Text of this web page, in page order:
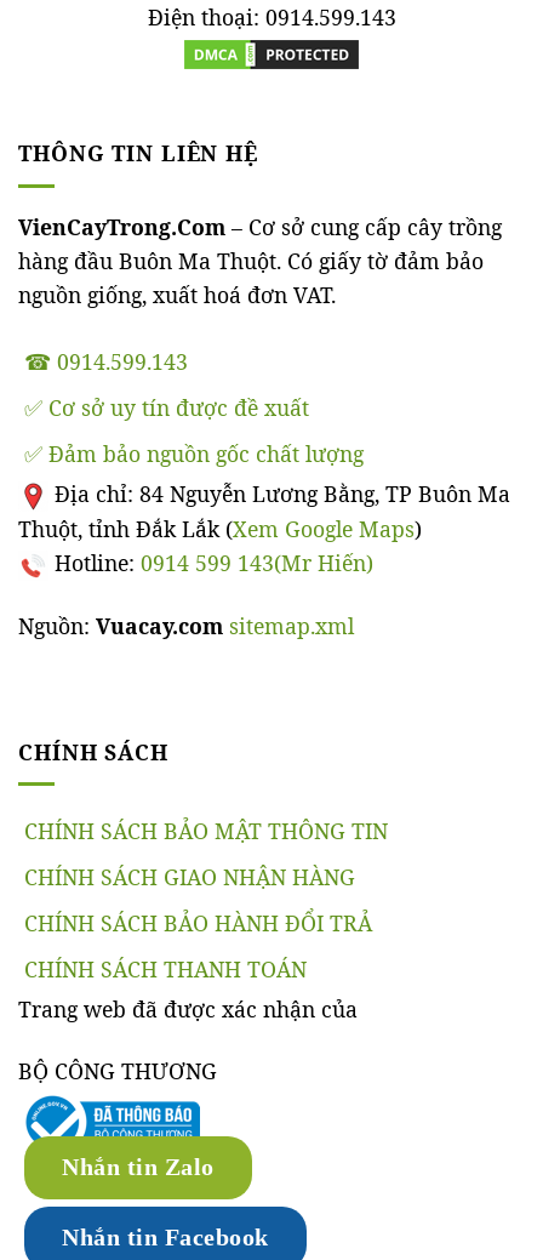
Điện thoại: 0914.599.143
THÔNG TIN LIÊN HỆ
VienCayTrong.Com – Cơ sở cung cấp cây trồng
hàng đầu Buôn Ma Thuột. Có giấy tờ đảm bảo
nguồn giống, xuất hoá đơn VAT.
☎ 0914.599.143
✅ Cơ sở uy tín được đề xuất
✅ Đảm bảo nguồn gốc chất lượng
Địa chỉ: 84 Nguyễn Lương Bằng, TP Buôn Ma
Thuột, tỉnh Đắk Lắk (Xem Google Maps)
Hotline: 0914 599 143(Mr Hiến)
Nguồn: Vuacay.com sitemap.xml
CHÍNH SÁCH
CHÍNH SÁCH BẢO MẬT THÔNG TIN
CHÍNH SÁCH GIAO NHẬN HÀNG
CHÍNH SÁCH BẢO HÀNH ĐỔI TRẢ
CHÍNH SÁCH THANH TOÁN
Trang web đã được xác nhận của
BỘ CÔNG THƯƠNG
Nhắn tin Zalo
Nhắn tin Facebook